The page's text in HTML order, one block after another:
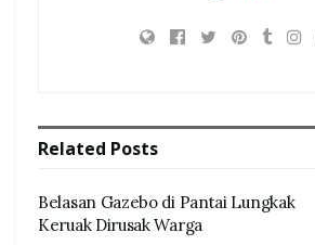
Related Posts
Belasan Gazebo di Pantai Lungkak
Keruak Dirusak Warga